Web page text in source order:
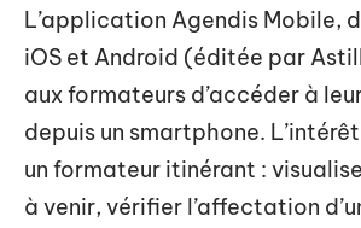
L’application Agendis Mobile,
iOS et Android (éditée par
aux formateurs d’accéder à
depuis un smartphone.
un formateur itinérant :
à venir, vérifier l’affectation